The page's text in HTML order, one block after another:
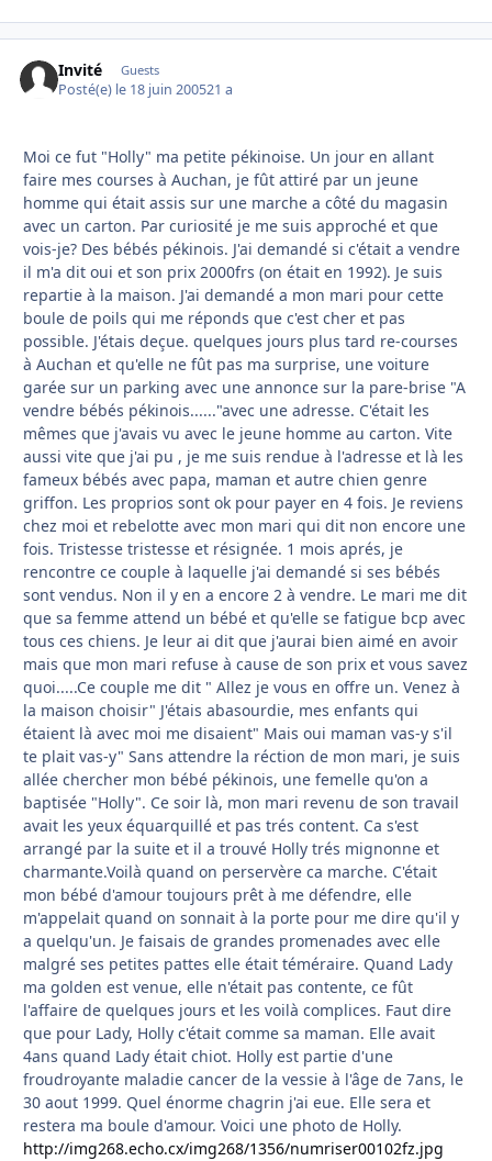
Invité Guests
Posté(e) le 18 juin 200521 a
Moi ce fut "Holly" ma petite pékinoise. Un jour en allant
faire mes courses à Auchan, je fût attiré par un jeune
homme qui était assis sur une marche a côté du magasin
avec un carton. Par curiosité je me suis approché et que
vois-je? Des bébés pékinois. J'ai demandé si c'était a vendre
il m'a dit oui et son prix 2000frs (on était en 1992). Je suis
repartie à la maison. J'ai demandé a mon mari pour cette
boule de poils qui me réponds que c'est cher et pas
possible. J'étais deçue. quelques jours plus tard re-courses
à Auchan et qu'elle ne fût pas ma surprise, une voiture
garée sur un parking avec une annonce sur la pare-brise "A
vendre bébés pékinois......"avec une adresse. C'était les
mêmes que j'avais vu avec le jeune homme au carton. Vite
aussi vite que j'ai pu , je me suis rendue à l'adresse et là les
fameux bébés avec papa, maman et autre chien genre
griffon. Les proprios sont ok pour payer en 4 fois. Je reviens
chez moi et rebelotte avec mon mari qui dit non encore une
fois. Tristesse tristesse et résignée. 1 mois aprés, je
rencontre ce couple à laquelle j'ai demandé si ses bébés
sont vendus. Non il y en a encore 2 à vendre. Le mari me dit
que sa femme attend un bébé et qu'elle se fatigue bcp avec
tous ces chiens. Je leur ai dit que j'aurai bien aimé en avoir
mais que mon mari refuse à cause de son prix et vous savez
quoi.....Ce couple me dit " Allez je vous en offre un. Venez à
la maison choisir" J'étais abasourdie, mes enfants qui
étaient là avec moi me disaient" Mais oui maman vas-y s'il
te plait vas-y" Sans attendre la réction de mon mari, je suis
allée chercher mon bébé pékinois, une femelle qu'on a
baptisée "Holly". Ce soir là, mon mari revenu de son travail
avait les yeux équarquillé et pas trés content. Ca s'est
arrangé par la suite et il a trouvé Holly trés mignonne et
charmante.Voilà quand on perservère ca marche. C'était
mon bébé d'amour toujours prêt à me défendre, elle
m'appelait quand on sonnait à la porte pour me dire qu'il y
a quelqu'un. Je faisais de grandes promenades avec elle
malgré ses petites pattes elle était téméraire. Quand Lady
ma golden est venue, elle n'était pas contente, ce fût
l'affaire de quelques jours et les voilà complices. Faut dire
que pour Lady, Holly c'était comme sa maman. Elle avait
4ans quand Lady était chiot. Holly est partie d'une
froudroyante maladie cancer de la vessie à l'âge de 7ans, le
30 aout 1999. Quel énorme chagrin j'ai eue. Elle sera et
restera ma boule d'amour. Voici une photo de Holly.
http://img268.echo.cx/img268/1356/numriser00102fz.jpg